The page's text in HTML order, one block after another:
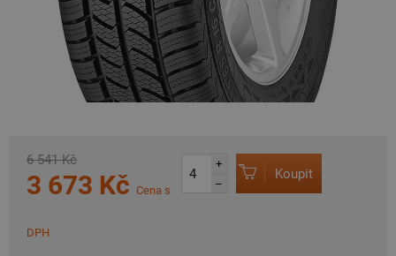
6 541 Kč
3 673 Kč Cena s
DPH
+
–
Koupit